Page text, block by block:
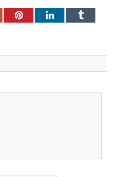
PinterestLinkedInTumblr